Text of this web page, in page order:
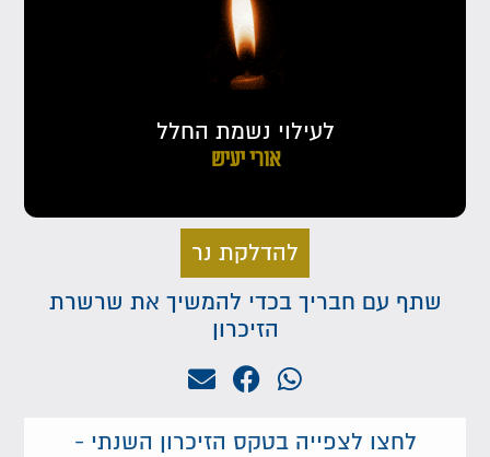
לעילוי נשמת החלל
אורי יעיש
להדלקת נר
שתף עם חבריך בכדי להמשיך את שרשרת
הזיכרון
לחצו לצפייה בטקס הזיכרון השנתי -